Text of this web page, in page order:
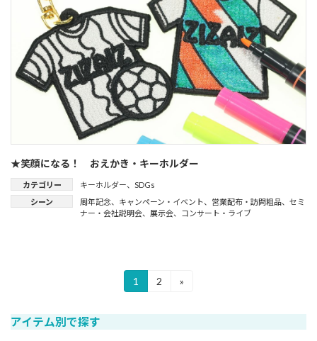
★笑顔になる！ おえかき・キーホルダー
カテゴリー キーホルダー、 SDGs
シーン
周年記念、 キャンペーン・イベント、 営業配布・訪問粗品、 セミ
ナー・会社説明会、 展示会、 コンサート・ライブ
の
固
定
1
固
2 »
アイテム別で探す